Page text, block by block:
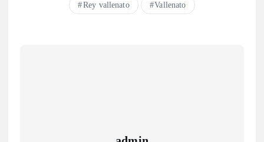
Rey vallenato Vallenato